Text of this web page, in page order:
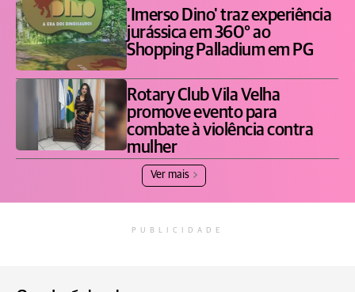
'Imerso Dino' traz experiência
jurássica em 360° ao
Shopping Palladium em PG
Rotary Club Vila Velha
promove evento para
combate à violência contra
mulher
Ver mais
PUBLICIDADE